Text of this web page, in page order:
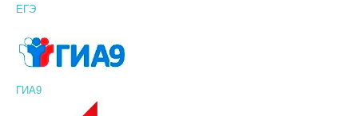
ЕГЭ
ГИА9